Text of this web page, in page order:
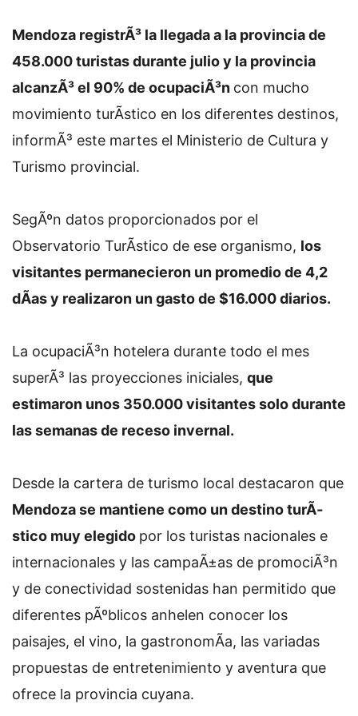
Mendoza registrÃ³ la llegada a la provincia de
458.000 turistas durante julio y la provincia
alcanzÃ³ el 90% de ocupaciÃ³n con mucho
movimiento turÃ­stico en los diferentes destinos,
informÃ³ este martes el Ministerio de Cultura y
Turismo provincial.
SegÃºn datos proporcionados por el
Observatorio TurÃ­stico de ese organismo, los
visitantes permanecieron un promedio de 4,2
dÃ­as y realizaron un gasto de $16.000 diarios.
La ocupaciÃ³n hotelera durante todo el mes
superÃ³ las proyecciones iniciales, que
estimaron unos 350.000 visitantes solo durante
las semanas de receso invernal.
Desde la cartera de turismo local destacaron que
Mendoza se mantiene como un destino turÃ­
stico muy elegido por los turistas nacionales e
internacionales y las campaÃ±as de promociÃ³n
y de conectividad sostenidas han permitido que
diferentes pÃºblicos anhelen conocer los
paisajes, el vino, la gastronomÃ­a, las variadas
propuestas de entretenimiento y aventura que
ofrece la provincia cuyana.